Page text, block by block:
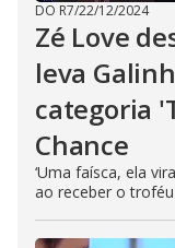
DO R7/22/12/2024
Zé Love
leva
categoria
Chance
‘Uma faísca, ela
ao receber o troféu